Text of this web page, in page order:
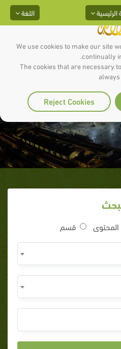
We use cookies to make our site
continually
The cookies that are necessary
Reject Cookies
اللغة الرئيسية
المحتوى قسم